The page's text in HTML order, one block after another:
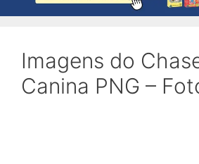
Imagens do
Canina PNG –